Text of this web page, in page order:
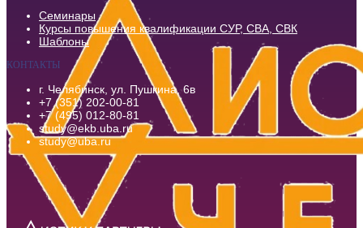
Семинары
Курсы повышения квалификации СУР, СВА, СВК
Шаблоны
КОНТАКТЫ
г. Челябинск, ул. Пушкина, 6в
+7 (351) 202-00-81
+7 (495) 012-80-81
study@ekb.uba.ru
study@uba.ru